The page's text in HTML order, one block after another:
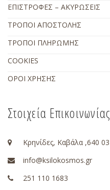
ΕΠΙΣΤΡΟΦΕΣ – ΑΚΥΡΩΣΕΙΣ
ΤΡΟΠΟΙ ΑΠΟΣΤΟΛΗΣ
ΤΡΟΠΟΙ ΠΛΗΡΩΜΗΣ
COOKIES
ΟΡΟΙ ΧΡΗΣΗΣ
Στοιχεία Επικοινωνίας
Κρηνίδες, Καβάλα ,640 03
info@ksilokosmos.gr
251 110 1683